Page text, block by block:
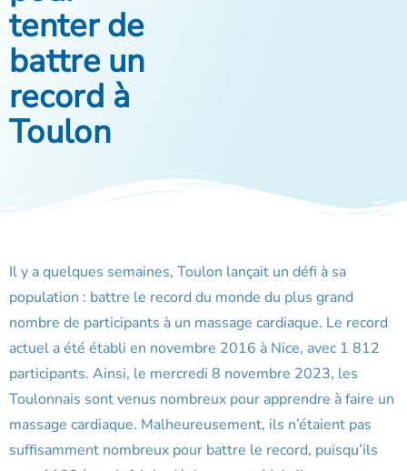
tenter de
battre un
record à
Toulon
Il y a quelques semaines, Toulon lançait un défi à sa
population : battre le record du monde du plus grand
nombre de participants à un massage cardiaque. Le record
actuel a été établi en novembre 2016 à Nice, avec 1 812
participants. Ainsi, le mercredi 8 novembre 2023, les
Toulonnais sont venus nombreux pour apprendre à faire un
massage cardiaque. Malheureusement, ils n’étaient pas
suffisamment nombreux pour battre le record, puisqu’ils